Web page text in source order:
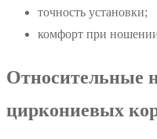
точность установки;
комфорт при
Относительные
циркониевых